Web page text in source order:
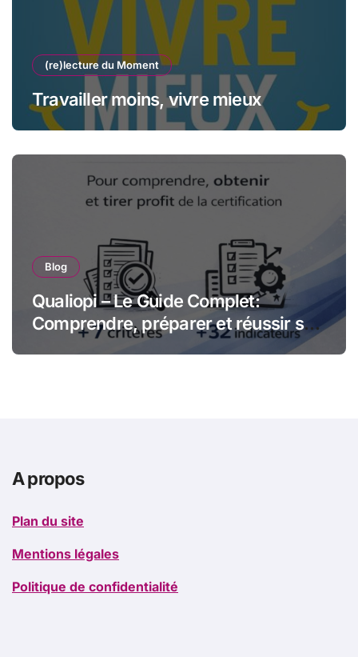
(re)lecture du Moment
Travailler moins, vivre mieux
Blog
Qualiopi – Le Guide Complet:
Comprendre, préparer et réussir sa
A propos
Plan du site
Mentions légales
Politique de confidentialité